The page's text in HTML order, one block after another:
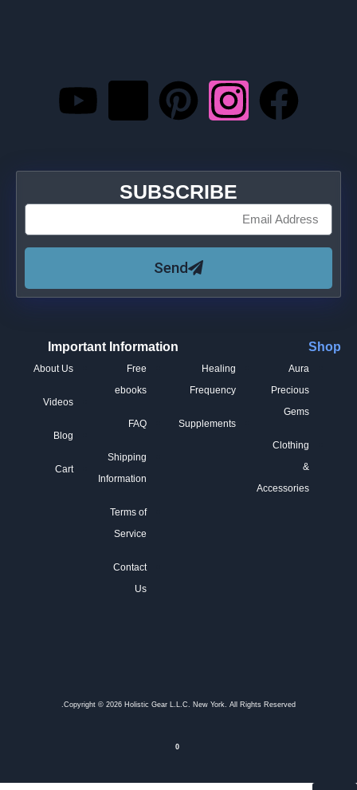
Shop
Aura
Precious
Gems
Clothing
&
Accessories
Healing
Frequency
Supplements
Important Information
Free
ebooks
FAQ
Shipping
Information
Terms of
Service
Contact
Us
About Us
Videos
Blog
Cart
SUBSCRIBE
Send
Copyright © 2026 Holistic Gear L.L.C. New York. All Rights Reserved.
0